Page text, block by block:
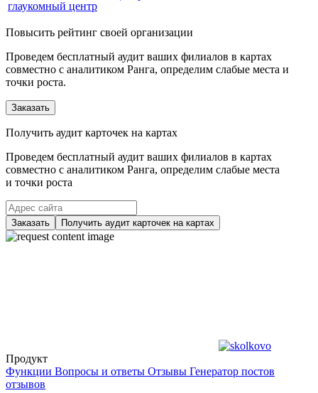
глаукомный центр
Повысить рейтинг своей организации
Проведем бесплатный аудит ваших филиалов в картах
совместно с аналитиком Ранга, определим слабые места и
точки роста.
Заказать
Получить аудит карточек на картах
Проведем бесплатный аудит ваших филиалов в картах
совместно с аналитиком Ранга, определим слабые места
и точки роста
Заказать Получить аудит карточек на картах
Продукт
Функции Вопросы и ответы Отзывы Генератор постов
отзывов